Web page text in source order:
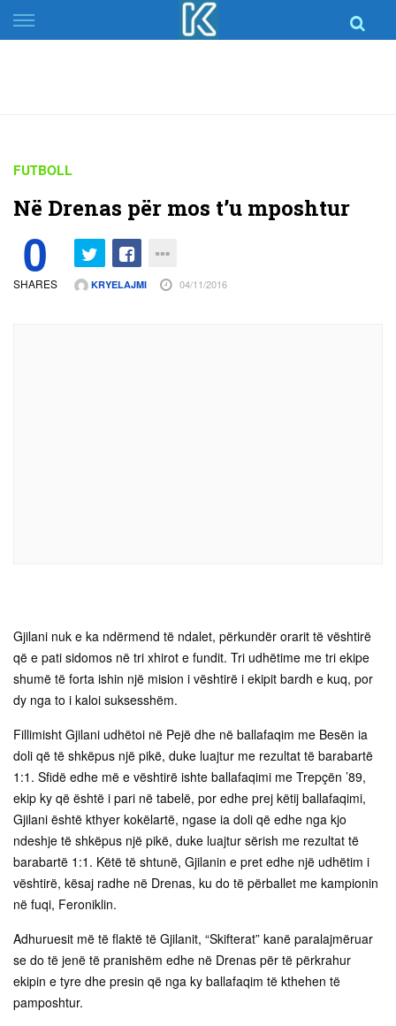
Skip
to
FUTBOLL
Në Drenas për mos t’u mposhtur
0
SHARES KRYELAJMI 04/11/2016
Gjilani nuk e ka ndërmend të ndalet, përkundër orarit të vështirë
që e pati sidomos në tri xhirot e fundit. Tri udhëtime me tri ekipe
shumë të forta ishin një mision i vështirë i ekipit bardh e kuq, por
dy nga to i kaloi suksesshëm.
Fillimisht Gjilani udhëtoi në Pejë dhe në ballafaqim me Besën ia
doli që të shkëpus një pikë, duke luajtur me rezultat të barabartë
1:1. Sfidë edhe më e vështirë ishte ballafaqimi me Trepçën ’89,
ekip ky që është i pari në tabelë, por edhe prej këtij ballafaqimi,
Gjilani është kthyer kokëlartë, ngase ia doli që edhe nga kjo
ndeshje të shkëpus një pikë, duke luajtur sërish me rezultat të
barabartë 1:1. Këtë të shtunë, Gjilanin e pret edhe një udhëtim i
vështirë, kësaj radhe në Drenas, ku do të përballet me kampionin
në fuqi, Feroniklin.
Adhuruesit më të flaktë të Gjilanit, “Skifterat” kanë paralajmëruar
se do të jenë të pranishëm edhe në Drenas për të përkrahur
ekipin e tyre dhe presin që nga ky ballafaqim të kthehen të
pamposhtur.